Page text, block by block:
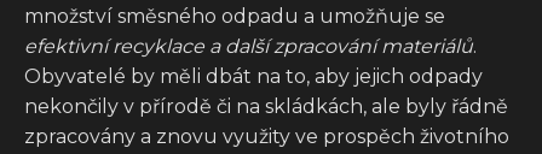
množství směsného odpadu a umožňuje se
efektivní recyklace a další zpracování materiálů.
Obyvatelé by měli dbát na to, aby jejich odpady
nekončily v přírodě či na skládkách, ale byly řádně
zpracovány a znovu využity ve prospěch životního